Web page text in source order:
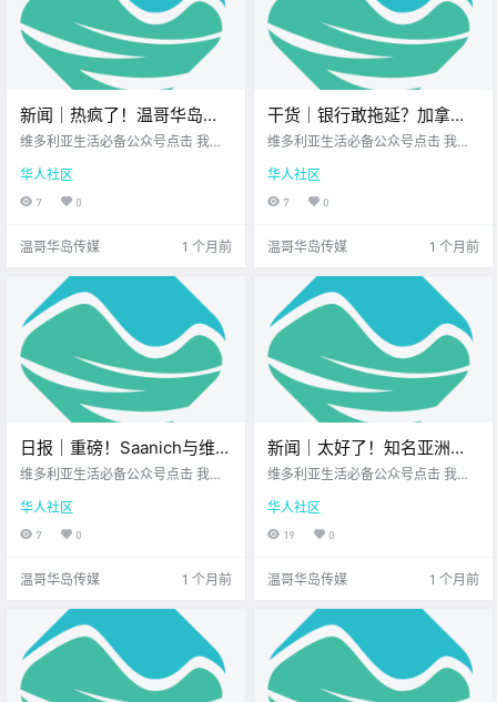
新闻｜热疯了！温哥华岛多
地打破历史同期最高气温纪
维多利亚生活必备公众号点击 我在
想一直在你身边北美最大亚洲超市
您值得信赖的地产经纪 大家周三好
呀~ 新的一周步入正轨 岛上又多了
来看看吧！ .
华人社区
7 0
温哥华岛传媒 1 个月前
干货｜银行敢拖延？加拿大
政府新规出手，再也不用和
维多利亚生活必备公众号点击 我在
想一直在你身边您值得信赖的地产
经纪UPS维多利亚DT店 大家有没有
过 这种抓狂的经历 银行扣错了费 或
找客服投诉 .
华人社区
7 0
温哥华岛传媒 1 个月前
日报｜重磅！Saanich与维多
利亚合并公投被判定不具法
农场挂牌出售！
维多利亚生活必备公众号点击 我在
想一直在你身边您值得信赖的地产
经纪UPS维多利亚DT店公元2026年
预报（.
华人社区
7 0
温哥华岛传媒 1 个月前
新闻｜太好了！知名亚洲购
物平台亚米登陆加拿大！别
文化节重返维多利亚！
维多利亚生活必备公众号点击 我在
想一直在你身边北美最大亚洲超市
您值得信赖的地产经纪 大家周四好
吧！ 北美知.
华人社区
19 0
温哥华岛传媒 1 个月前